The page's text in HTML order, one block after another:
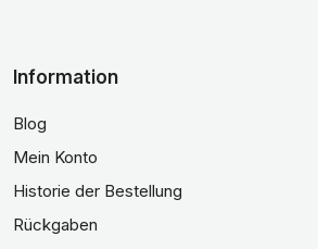
Information
Blog
Mein Konto
Historie der Bestellung
Rückgaben